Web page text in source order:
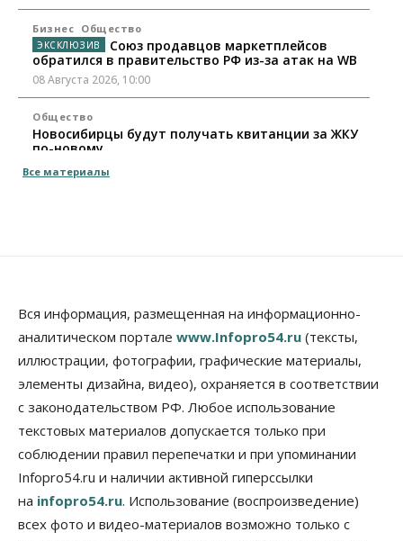
Бизнес Общество
Союз продавцов маркетплейсов
обратился в правительство РФ из-за атак на WB
08 Августа 2026, 10:00
Общество
Новосибирцы будут получать квитанции за ЖКУ
по-новому
08 Августа 2026, 09:00
В Новосибирске прошёл митинг
против нового закона о памятниках
07 Августа 2026, 18:00
Бизнес
В аэропорту Толмачёво завершены работы по
бетонированию рулежных дорожек
07 Августа 2026, 17:00
Новосибирцы стали реже оформлять
дома по упрощенной схеме
07 Августа 2026, 16:00
Все материалы
Вся информация, размещенная на информационно-
аналитическом портале www.Infopro54.ru (тексты,
иллюстрации, фотографии, графические материалы,
элементы дизайна, видео), охраняется в соответствии
с законодательством РФ. Любое использование
текстовых материалов допускается только при
соблюдении правил перепечатки и при упоминании
Infopro54.ru и наличии активной гиперссылки
на infopro54.ru. Использование (воспроизведение)
всех фото и видео-материалов возможно только с